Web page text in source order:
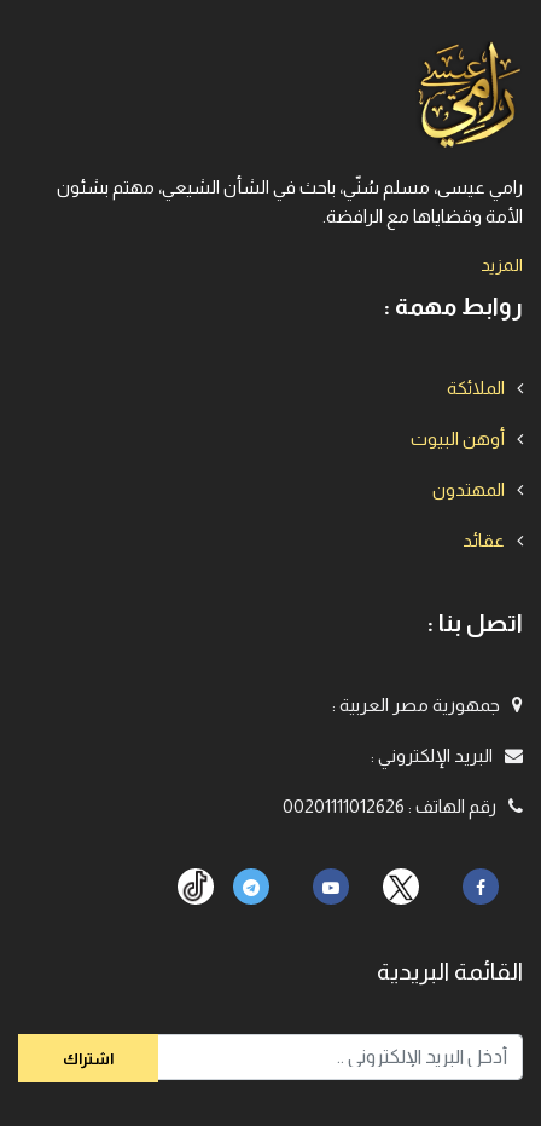
رامي عيسى، مسلم سُنّي، باحث في الشأن الشيعي، مهتم بشئون
الأمة وقضاياها مع الرافضة.
المزيد
روابط مهمة :
الملائكة
أوهن البيوت
المهتدون
عقائد
اتصل بنا :
جمهورية مصر العربية :
البريد الإلكتروني :
رقم الهاتف :
00201111012626
القائمة البريدية